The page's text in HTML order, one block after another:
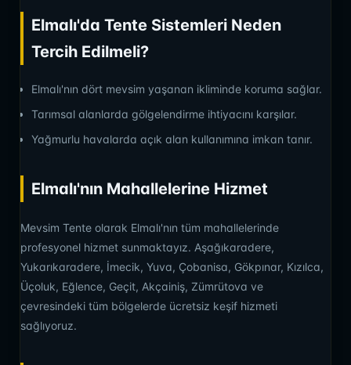
Elmalı'da Tente Sistemleri Neden
Tercih Edilmeli?
Elmalı'nın dört mevsim yaşanan ikliminde koruma sağlar.
Tarımsal alanlarda gölgelendirme ihtiyacını karşılar.
Yağmurlu havalarda açık alan kullanımına imkan tanır.
Elmalı'nın Mahallelerine Hizmet
Mevsim Tente olarak Elmalı'nın tüm mahallelerinde
profesyonel hizmet sunmaktayız. Aşağıkaradere,
Yukarıkaradere, İmecik, Yuva, Çobanisa, Gökpınar, Kızılca,
Üçoluk, Eğlence, Geçit, Akçainiş, Zümrütova ve
çevresindeki tüm bölgelerde ücretsiz keşif hizmeti
sağlıyoruz.